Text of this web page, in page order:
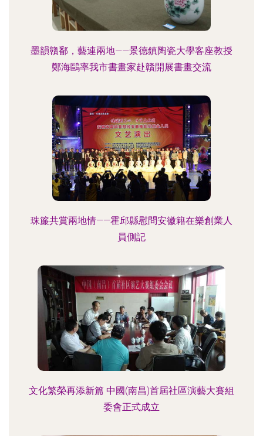
墨韻贛鄱，藝連兩地——景德鎮陶瓷大學客座教授
鄭海鷗率我市書畫家赴贛開展書畫交流
珠簾共賞兩地情——霍邱縣慰問安徽籍在樂創業人
員側記
文化繁榮再添新篇 中國(南昌)首屆社區演藝大賽組
委會正式成立